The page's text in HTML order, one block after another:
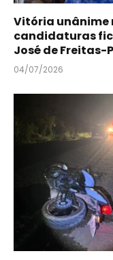
Vitória unânime
candidaturas
José de Freitas-
04/07/2026